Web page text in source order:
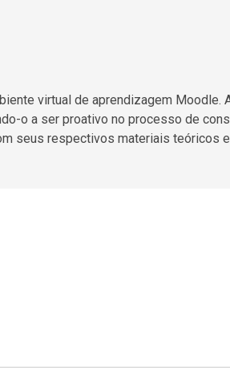
virtual de aprendizagem
o a ser proativo no processo de
seus respectivos materiais teóricos